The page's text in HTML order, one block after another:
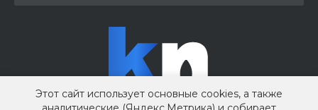
В корзину
Этот сайт использует основные cookies, а также